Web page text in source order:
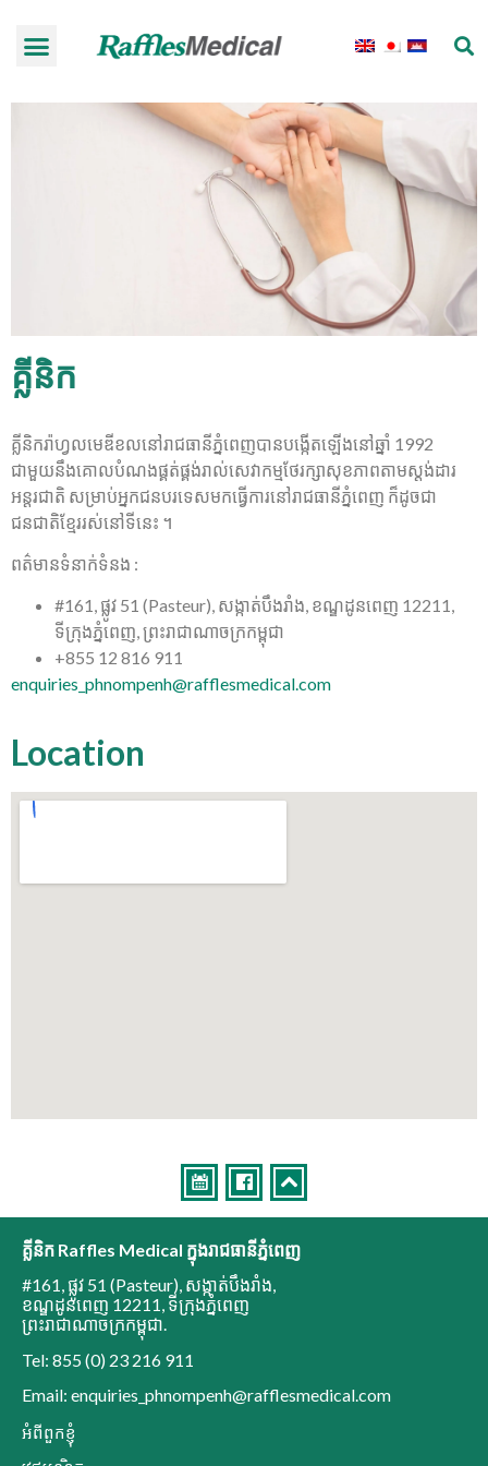
គ្លីនិក
គ្លីនិករ៉ាហ្វលមេឌីខលនៅរាជធានីភ្នំពេញបានបង្កើតឡើងនៅឆ្នាំ 1992
ជាមួយនឹងគោលបំណងផ្គត់ផ្គង់រាល់សេវាកម្មថែរក្សាសុខភាពតាមស្តង់ដារ
អន្តរជាតិ សម្រាប់អ្នកជនបរទេសមកធ្វើការនៅរាជធានីភ្នំពេញ ក៏ដូចជា
ជនជាតិខ្មែររស់នៅទីនេះ ។
ពត៌មានទំនាក់ទំនង :
#161, ផ្លូវ 51 (Pasteur), សង្កាត់បឹងរាំង, ខណ្ឌដូនពេញ 12211,
ទីក្រុងភ្នំពេញ, ព្រះរាជាណាចក្រកម្ពុជា
+855 12 816 911
enquiries_phnompenh@rafflesmedical.com
Location
គ្លីនិក Raffles Medical ក្នុងរាជធានីភ្នំពេញ
#161, ផ្លូវ 51 (Pasteur), សង្កាត់បឹងរាំង,
ខណ្ឌដូនពេញ 12211, ទីក្រុងភ្នំពេញ
ព្រះរាជាណាចក្រកម្ពុជា.
Tel: 855 (0) 23 216 911
Email: enquiries_phnompenh@rafflesmedical.com
អំពីពួកខ្ញុំ